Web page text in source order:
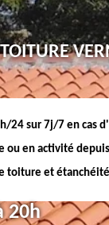
24 sur 7j/7 en cas
ou en activité
toiture et
20h